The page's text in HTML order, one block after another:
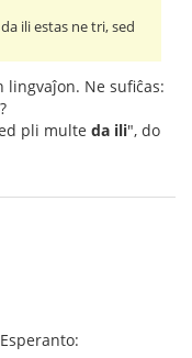
ili estas ne tri, sed
Ne sufiĉas:
pli multe da ili", do